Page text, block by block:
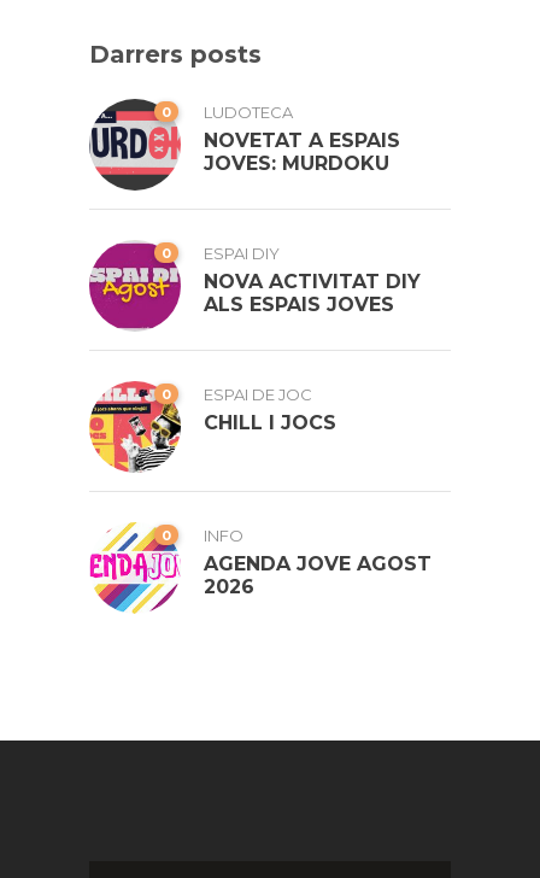
Darrers posts
0 LUDOTECA
NOVETAT A ESPAIS
JOVES: MURDOKU
0 ESPAI DIY
NOVA ACTIVITAT DIY
ALS ESPAIS JOVES
0 ESPAI DE JOC
CHILL I JOCS
0 INFO
AGENDA JOVE AGOST
2026